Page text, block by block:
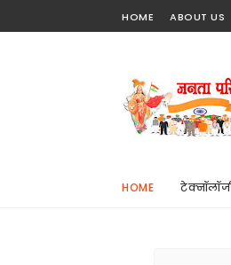
HOME ABOUT US
HOME